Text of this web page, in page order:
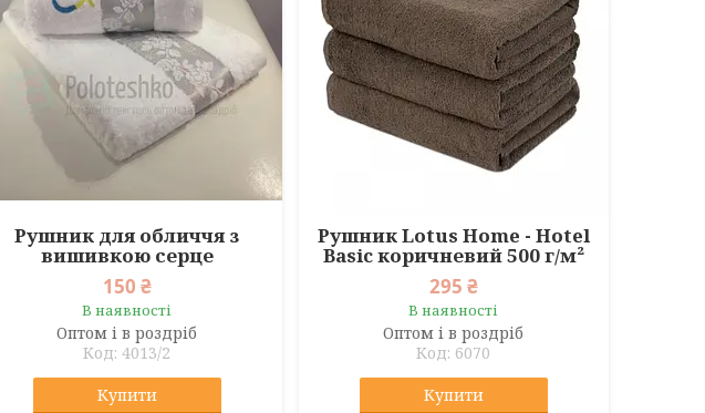
Рушник для обличчя з
вишивкою серце
150 ₴
В наявності
Оптом і в роздріб
4013/2
Купити
Рушник Lotus Home - Hotel
Basic коричневий 500 г/м²
295 ₴
В наявності
Оптом і в роздріб
6070
Купити